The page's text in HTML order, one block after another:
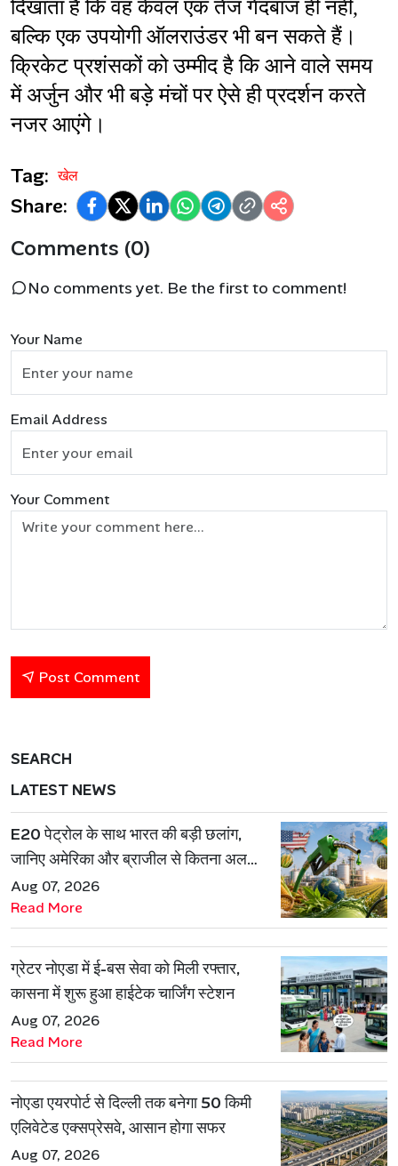
दिखाता है कि वह केवल एक तेज गेंदबाज ही नहीं,
बल्कि एक उपयोगी ऑलराउंडर भी बन सकते हैं।
क्रिकेट प्रशंसकों को उम्मीद है कि आने वाले समय
में अर्जुन और भी बड़े मंचों पर ऐसे ही प्रदर्शन करते
नजर आएंगे।
Tag: खेल
Share:
Comments (0)
No comments yet. Be the first to comment!
Your Name
Email Address
Your Comment
Post Comment
SEARCH
LATEST NEWS
E20 पेट्रोल के साथ भारत की बड़ी छलांग,
जानिए अमेरिका और ब्राजील से कितना अलग
है एथेनॉल मॉडल
Aug 07, 2026
Read More
ग्रेटर नोएडा में ई-बस सेवा को मिली रफ्तार,
कासना में शुरू हुआ हाईटेक चार्जिंग स्टेशन
Aug 07, 2026
Read More
नोएडा एयरपोर्ट से दिल्ली तक बनेगा 50 किमी
एलिवेटेड एक्सप्रेसवे, आसान होगा सफर
Aug 07, 2026